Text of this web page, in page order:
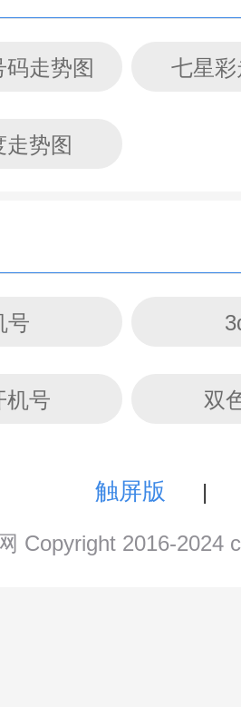
走势图 七星
势图
号
机号 双
触屏版 |
Copyright 2016-2024